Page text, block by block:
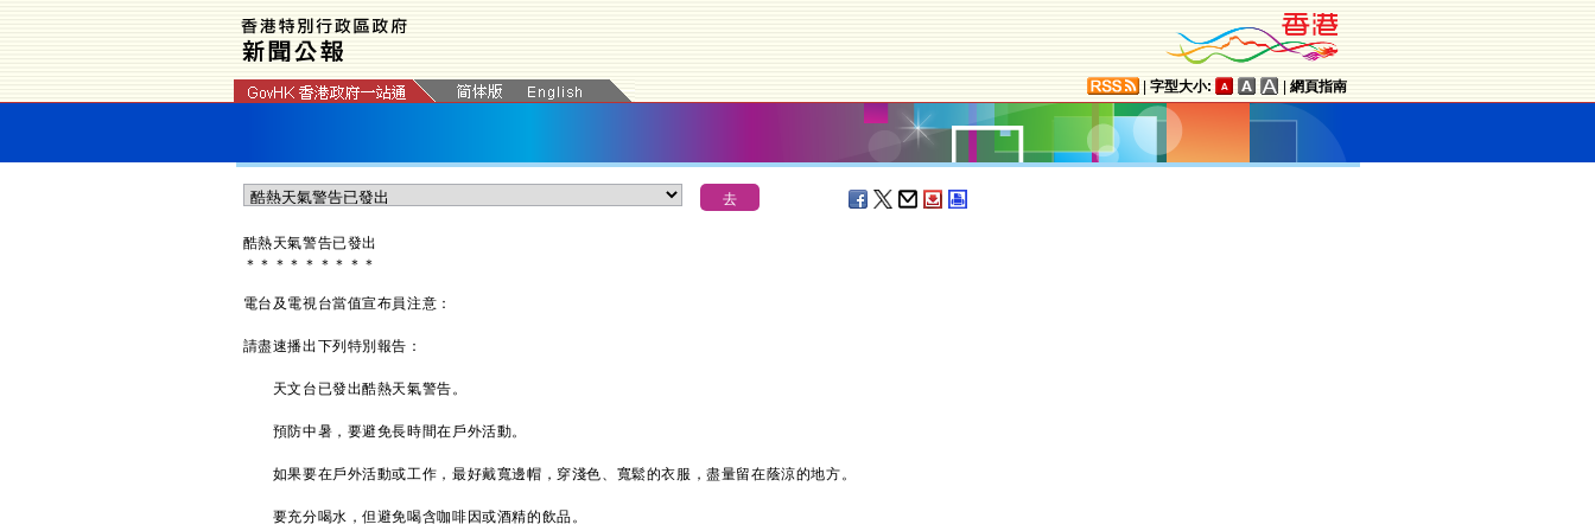
字型大小: 網頁指南
酷熱天氣警告已發出
＊ ＊ ＊ ＊ ＊ ＊ ＊ ＊ ＊
電台及電視台當值宣布員注意：
請盡速播出下列特別報告：
天文台已發出酷熱天氣警告。
預防中暑，要避免長時間在戶外活動。
如果要在戶外活動或工作，最好戴寬邊帽，穿淺色、寬鬆的衣服，盡量留在蔭涼的地方。
要充分喝水，但避免喝含咖啡因或酒精的飲品。